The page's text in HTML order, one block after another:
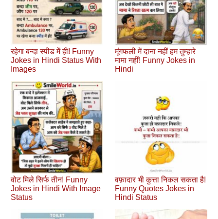
रहेगा बन्दा स्पीड में ही! Funny
Jokes in Hindi Status With
Images
मूंगफली में दाना नहीं हम तुम्हारे
मामा नहीं! Funny Jokes in
Hindi
वोट मिले सिर्फ तीन! Funny
Jokes in Hindi With Image
Status
वफ़ादार भी कुत्ता निकल सकता है!
Funny Quotes Jokes in
Hindi Status